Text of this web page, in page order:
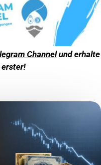
Channelund erhalte
erster!